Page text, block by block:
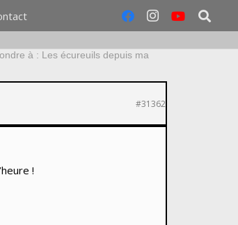
à : Les écureuils depuis ma
#31362
!